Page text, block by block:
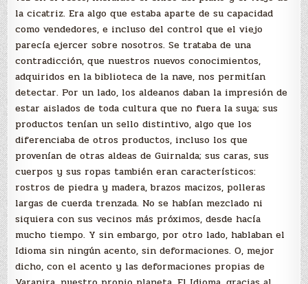
la cicatriz. Era algo que estaba aparte de su capacidad
como vendedores, e incluso del control que el viejo
parecía ejercer sobre nosotros. Se trataba de una
contradicción, que nuestros nuevos conocimientos,
adquiridos en la biblioteca de la nave, nos permitían
detectar. Por un lado, los aldeanos daban la impresión de
estar aislados de toda cultura que no fuera la suya; sus
productos tenían un sello distintivo, algo que los
diferenciaba de otros productos, incluso los que
provenían de otras aldeas de Guirnalda; sus caras, sus
cuerpos y sus ropas también eran característicos:
rostros de piedra y madera, brazos macizos, polleras
largas de cuerda trenzada. No se habían mezclado ni
siquiera con sus vecinos más próximos, desde hacía
mucho tiempo. Y sin embargo, por otro lado, hablaban el
Idioma sin ningún acento, sin deformaciones. O, mejor
dicho, con el acento y las deformaciones propias de